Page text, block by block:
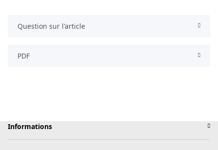
Question sur l'article
PDF
Informations